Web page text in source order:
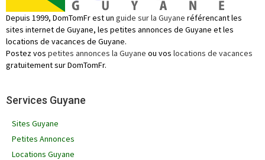
Depuis 1999, DomTomFr est un guide sur la Guyane référencant les
sites internet de Guyane, les petites annonces de Guyane et les
locations de vacances de Guyane.
Postez vos petites annonces la Guyane ou vos locations de vacances
gratuitement sur DomTomFr.
Services Guyane
Sites Guyane
Petites Annonces
Locations Guyane